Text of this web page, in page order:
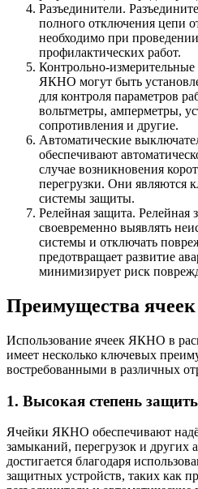
Разъединители.
полного отключения цепи
необходимо при
профилактических работ.
Контрольно-
ЯКНО могут быть
для контроля параметров
вольтметры, амперметры,
сопротивления и другие.
Автоматические
обеспечивают
случае возникновения
перегрузки. Они являются
системы защиты.
Релейная защита. Релейная
своевременно выявлять
системы и отключать
предотвращает развитие
минимизирует риск
Преимущества
Использование ячеек ЯКНО в
имеет несколько ключевых
востребованными в различных
1. Высокая степень
Ячейки ЯКНО обеспечивают
замыканий, перегрузок и других
достигается благодаря
защитных устройств, таких как